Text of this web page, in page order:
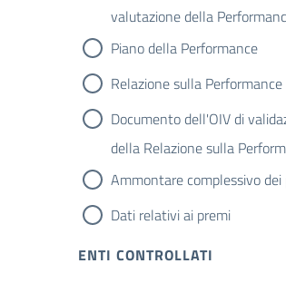
valutazione della
Piano della Performance
Relazione sulla Performance
Documento dell'OIV di
della Relazione sulla
Ammontare complessivo dei
Dati relativi ai premi
ENTI CONTROLLATI